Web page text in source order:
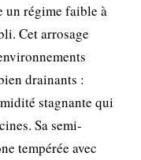
un régime faible à
Cet arrosage
drainants :
stagnante qui
Sa semi-
tempérée avec